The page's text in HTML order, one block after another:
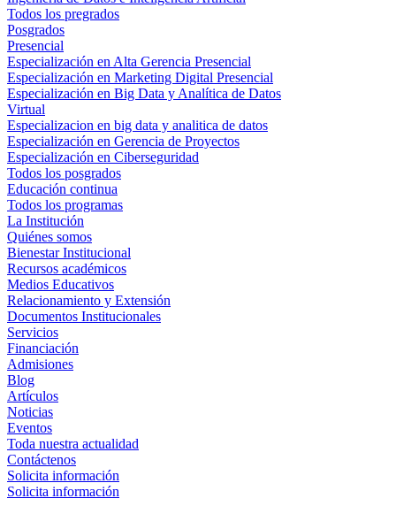
Todos los pregrados
Posgrados
Presencial
Especialización en Alta Gerencia Presencial
Especialización en Marketing Digital Presencial
Especialización en Big Data y Analítica de Datos
Virtual
Especializacion en big data y analitica de datos
Especialización en Gerencia de Proyectos
Especialización en Ciberseguridad
Todos los posgrados
Educación continua
Todos los programas
La Institución
Quiénes somos
Bienestar Institucional
Recursos académicos
Medios Educativos
Relacionamiento y Extensión
Documentos Institucionales
Servicios
Financiación
Admisiones
Blog
Artículos
Noticias
Eventos
Toda nuestra actualidad
Contáctenos
Solicita información
Solicita información